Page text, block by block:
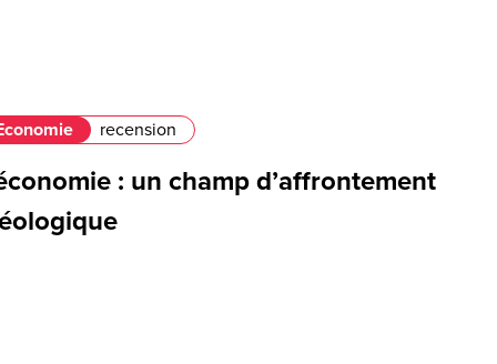
recension
: un champ d’affrontement